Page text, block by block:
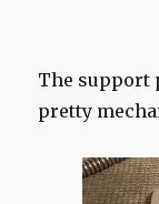
The support
pretty